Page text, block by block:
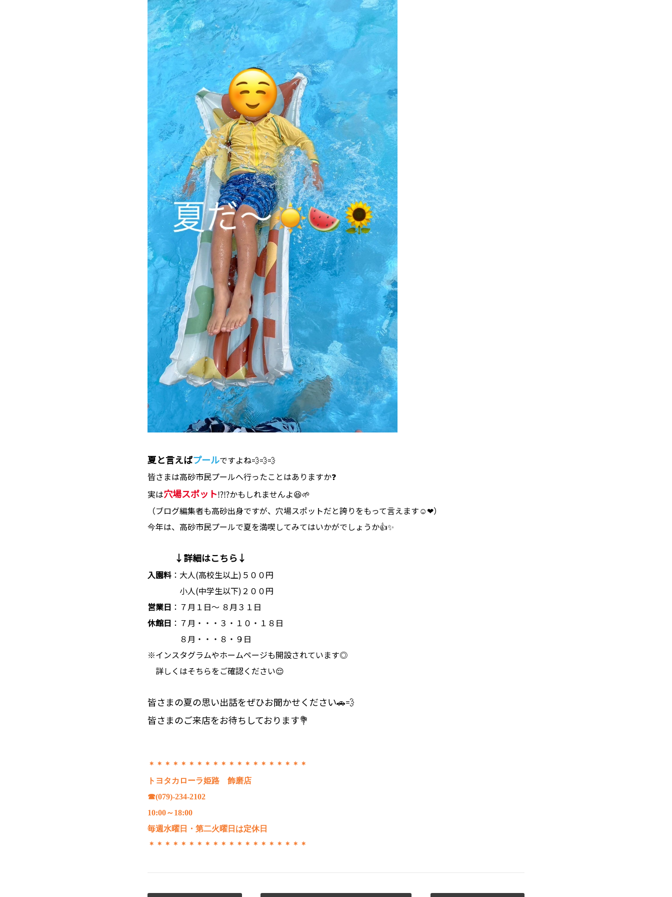
夏と言えばプールですよね💨💨💨
皆さまは高砂市民プールへ行ったことはありますか❓
実は穴場スポット⁉⁉かもしれませんよ😆🌱
（ブログ編集者も高砂出身ですが、穴場スポットだと誇りをもって言えます☺❤）
今年は、高砂市民プールで夏を満喫してみてはいかがでしょうか👍✨
↓詳細はこちら↓
入園料 ：大人(高校生以上)５００円
小人(中学生以下)２００円
営業日 ：７月１日～ ８月３１日
休館日 ：７月・・・３・１０・１８日
８月・・・８・９日
※インスタグラムやホームページも開設されています◎
詳しくはそちらをご確認ください😌
皆さまの夏の思い出話をぜひお聞かせください🚗💨
皆さまのご来店をお待ちしております💐
＊＊＊＊＊＊＊＊＊＊＊＊＊＊＊＊＊＊＊＊
トヨタカローラ姫路 飾磨店
☎(079)-234-2102
10:00～18:00
毎週水曜日・第二火曜日は定休日
＊＊＊＊＊＊＊＊＊＊＊＊＊＊＊＊＊＊＊＊